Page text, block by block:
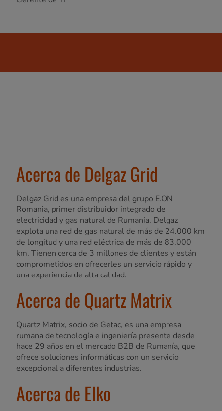
Acerca de Delgaz Grid
Delgaz Grid es una empresa del grupo E.ON
Romania, primer distribuidor integrado de
electricidad y gas natural de Rumanía. Delgaz
explota una red de gas natural de más de 24.000 km
de longitud y una red eléctrica de más de 83.000
km. Tienen cerca de 3 millones de clientes y están
comprometidos en ofrecerles un servicio rápido y
una experiencia de alta calidad.
Acerca de Quartz Matrix
Quartz Matrix, socio de Getac, es una empresa
rumana de tecnología e ingeniería presente desde
hace 29 años en el mercado B2B de Rumanía, que
ofrece soluciones informáticas con un servicio
excepcional a diferentes industrias.
Acerca de Elko